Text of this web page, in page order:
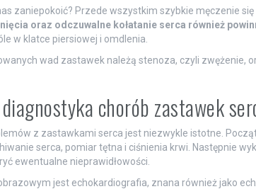
zaniepokoić? Przede wszystkim szybkie męczenie
oraz odczuwalne kołatanie serca również
w klatce piersiowej i omdlenia.
wad zastawek należą stenoza, czyli zwężenie,
chorób zastawek
z zastawkami serca jest niezwykle istotne.
serca, pomiar tętna i ciśnienia krwi. Następnie
ewentualne nieprawidłowości.
jest echokardiografia, znana również jako